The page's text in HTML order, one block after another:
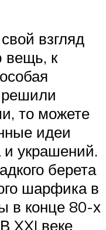
взгляд
вещь, к
то можете
идеи
и украшений.
берета
шарфика в
в конце 80-х
XXI веке